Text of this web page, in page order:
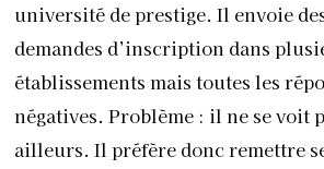
université de prestige. Il envoie
demandes d’inscription dans
établissements mais toutes les
négatives. Problème : il ne se voit
ailleurs. Il préfère donc remettre